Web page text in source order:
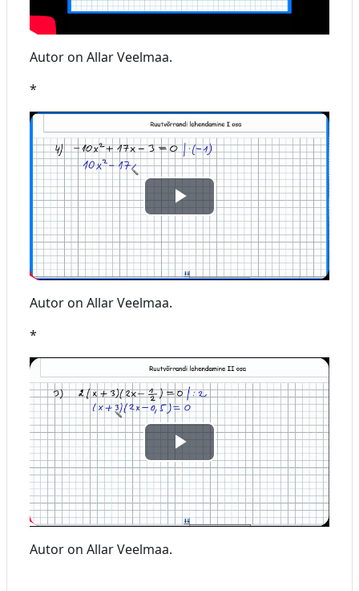
i
a
v
i
d
e
Autor on Allar Veelmaa.
*
E
s
i
a
v
i
d
e
Autor on Allar Veelmaa.
*
E
s
i
Autor on Allar Veelmaa.